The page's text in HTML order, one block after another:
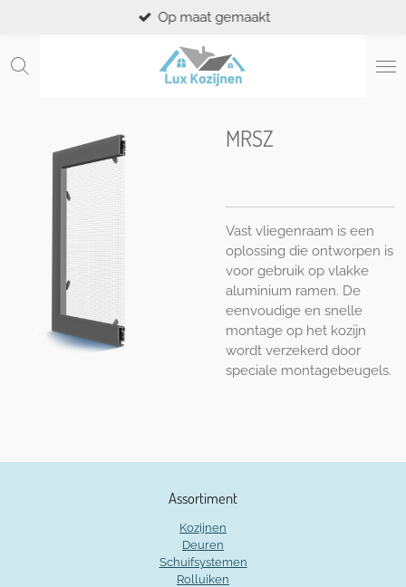
naar
Op maat gemaakt
MRSZ
Vast vliegenraam is een
oplossing die ontworpen is
voor gebruik op vlakke
aluminium ramen. De
eenvoudige en snelle
montage op het kozijn
wordt verzekerd door
speciale montagebeugels.
Assortiment
Kozijnen
Deuren
Schuifsystemen
Rolluiken